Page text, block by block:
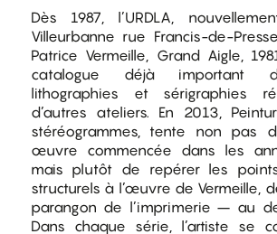
Dès 1987, l’URDLA,
Villeurbanne rue Francis-de-
Patrice Vermeille, Grand Aigle,
catalogue déjà important
lithographies et sérigraphies
d’autres ateliers. En 2013,
stéréogrammes, tente non pas
œuvre commencée dans les
mais plutôt de repérer les
structurels à l’œuvre de Vermeille,
parangon de l’imprimerie – au
Dans chaque série, l’artiste se